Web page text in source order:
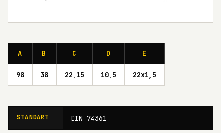
A B C D E
98 38 22,15 10,5 22x1,5
STANDART DIN 74361